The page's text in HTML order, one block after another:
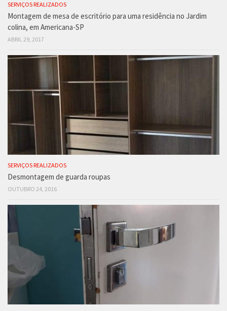
SERVIÇOS REALIZADOS
Montagem de mesa de escritório para uma residência no Jardim
colina, em Americana-SP
ABRIL 29, 2017
SERVIÇOS REALIZADOS
Desmontagem de guarda roupas
OUTUBRO 24, 2016